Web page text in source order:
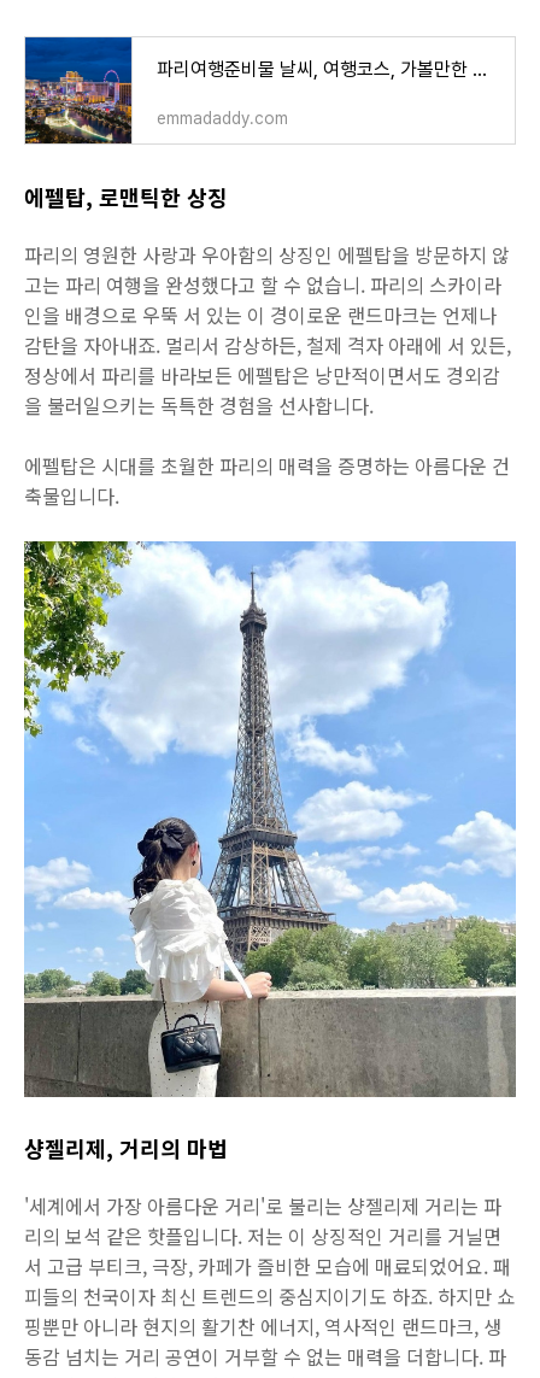
파리여행준비물 날씨, 여행코스, 가볼만한 곳 등 완벽정리
emmadaddy.com
에펠탑, 로맨틱한 상징
파리의 영원한 사랑과 우아함의 상징인 에펠탑을 방문하지 않
고는 파리 여행을 완성했다고 할 수 없습니. 파리의 스카이라
인을 배경으로 우뚝 서 있는 이 경이로운 랜드마크는 언제나
감탄을 자아내죠. 멀리서 감상하든, 철제 격자 아래에 서 있든,
정상에서 파리를 바라보든 에펠탑은 낭만적이면서도 경외감
을 불러일으키는 독특한 경험을 선사합니다.
에펠탑은 시대를 초월한 파리의 매력을 증명하는 아름다운 건
축물입니다.
샹젤리제, 거리의 마법
'세계에서 가장 아름다운 거리'로 불리는 샹젤리제 거리는 파
리의 보석 같은 핫플입니다. 저는 이 상징적인 거리를 거닐면
서 고급 부티크, 극장, 카페가 즐비한 모습에 매료되었어요. 패
피들의 천국이자 최신 트렌드의 중심지이기도 하죠. 하지만 쇼
핑뿐만 아니라 현지의 활기찬 에너지, 역사적인 랜드마크, 생
동감 넘치는 거리 공연이 거부할 수 없는 매력을 더합니다. 파